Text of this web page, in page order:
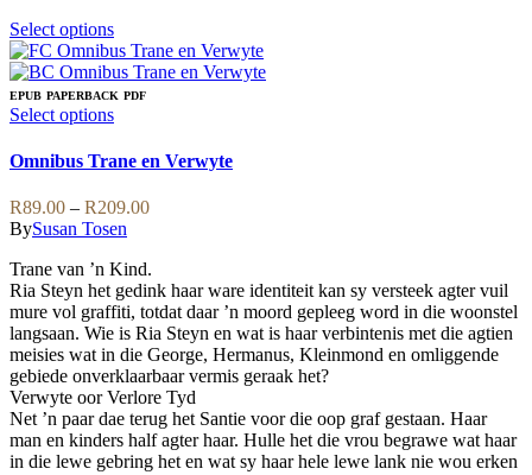
Select optionsThis
product
has
multiple
variants.
options
be
chosen
on
the
product
page
EPUB PAPERBACK PDF
Select optionsThis
has
variants.
The
options
may
be
chosen
on
the
product
page
Omnibus Trane en Verwyte
R89.00 – R209.00Price
through
R209.00
BySusan Tosen
Trane van ’n Kind.
Ria Steyn het gedink haar ware identiteit kan sy versteek agter vuil
mure vol graffiti, totdat daar ’n moord gepleeg word in die woonstel
langsaan. Wie is Ria Steyn en wat is haar verbintenis met die agtien
meisies wat in die George, Hermanus, Kleinmond en omliggende
gebiede onverklaarbaar vermis geraak het?
Verwyte oor Verlore Tyd
Net ’n paar dae terug het Santie voor die oop graf gestaan. Haar
man en kinders half agter haar. Hulle het die vrou begrawe wat haar
in die lewe gebring het en wat sy haar hele lewe lank nie wou erken